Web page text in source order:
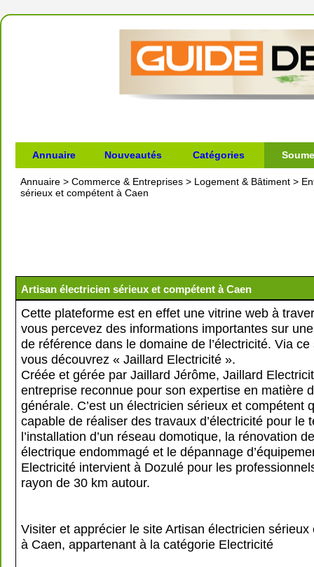
Annuaire Nouveautés Catégories
Annuaire > Commerce & Entreprises > Logement & Bâtiment >
sérieux et compétent à Caen
Artisan électricien sérieux et compétent à Caen
Cette plateforme est en effet une vitrine web à
vous percevez des informations importantes sur
de référence dans le domaine de l’électricité. Via
vous découvrez « Jaillard Electricité ».
Créée et gérée par Jaillard Jérôme, Jaillard
entreprise reconnue pour son expertise en matière
générale. C’est un électricien sérieux et compétent
capable de réaliser des travaux d’électricité pour le
l’installation d’un réseau domotique, la rénovation
électrique endommagé et le dépannage
Electricité intervient à Dozulé pour les
rayon de 30 km autour.
Visiter et apprécier le site Artisan électricien sérieux
à Caen, appartenant à la catégorie Electricité